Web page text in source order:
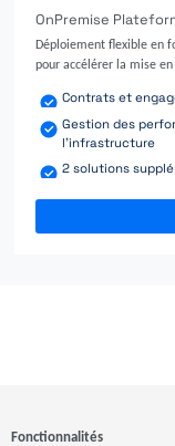
OnPremise
Déploiement flexible en
pour accélérer la mise
Contrats et
Gestion des
l'infrastructure
2 solutions
Fonctionnalités